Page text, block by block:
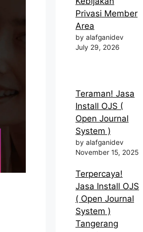
Privasi Member
Area
by alafganidev
July 29, 2026
Teraman! Jasa
Install OJS (
Open Journal
System )
by alafganidev
November 15, 2025
Terpercaya!
Jasa Install OJS
( Open Journal
System )
Tangerang